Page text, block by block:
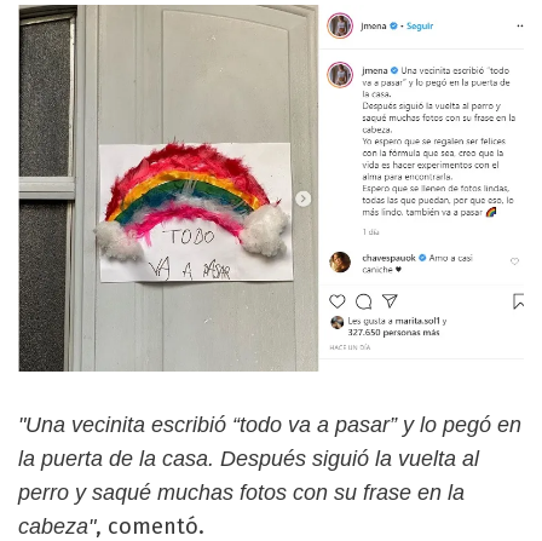
"Una vecinita escribió “todo va a pasar” y lo pegó en
la puerta de la casa. Después siguió la vuelta al
perro y saqué muchas fotos con su frase en la
cabeza", comentó.